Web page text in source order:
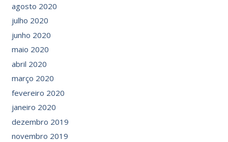
agosto 2020
julho 2020
junho 2020
maio 2020
abril 2020
março 2020
fevereiro 2020
janeiro 2020
dezembro 2019
novembro 2019